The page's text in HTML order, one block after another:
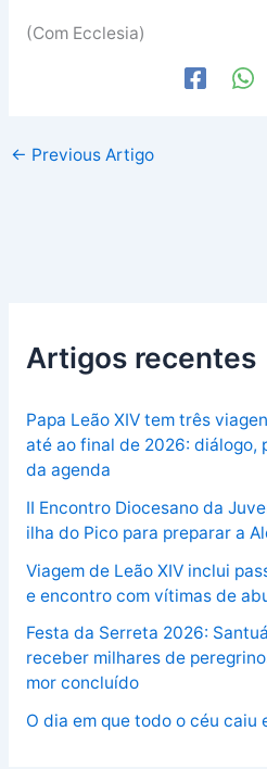
(Com Ecclesia)
← Previous Artigo
Artigos recentes
Papa Leão XIV tem três
até ao final de 2026: diálogo,
da agenda
II Encontro Diocesano da
ilha do Pico para preparar a
Viagem de Leão XIV inclui
e encontro com vítimas de
Festa da Serreta 2026:
receber milhares de
mor concluído
O dia em que todo o céu caiu